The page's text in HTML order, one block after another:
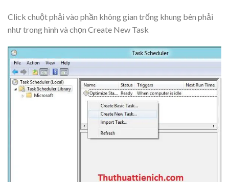
Click chuột phải vào phần không gian trống khung bên phải
như trong hình và chọn Create New Task